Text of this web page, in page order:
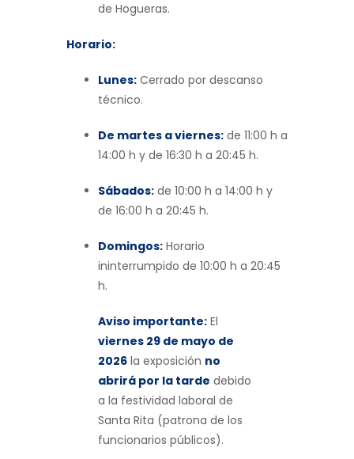
de Hogueras.
Horario:
Lunes: Cerrado por descanso
técnico.
De martes a viernes: de 11:00 h a
14:00 h y de 16:30 h a 20:45 h.
Sábados: de 10:00 h a 14:00 h y
de 16:00 h a 20:45 h.
Domingos: Horario
ininterrumpido de 10:00 h a 20:45
h.
Aviso importante: El
viernes 29 de mayo de
2026 la exposición no
abrirá por la tarde debido
a la festividad laboral de
Santa Rita (patrona de los
funcionarios públicos).